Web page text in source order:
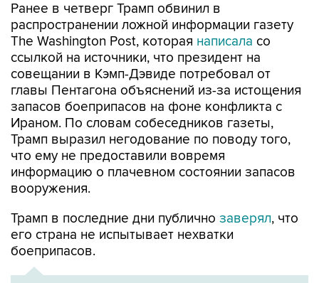
Ранее в четверг Трамп обвинил в
распространении ложной информации газету
The Washington Post, которая написала со
ссылкой на источники, что президент на
совещании в Кэмп-Дэвиде потребовал от
главы Пентагона объяснений из-за истощения
запасов боеприпасов на фоне конфликта с
Ираном. По словам собеседников газеты,
Трамп выразил негодование по поводу того,
что ему не предоставили вовремя
информацию о плачевном состоянии запасов
вооружения.
Трамп в последние дни публично заверял, что
его страна не испытывает нехватки
боеприпасов.